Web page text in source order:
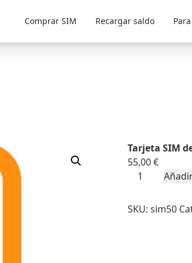
Comprar SIM Recargar saldo
Tarjeta SIM
55,00€
Tarjeta
de
SKU: sim50